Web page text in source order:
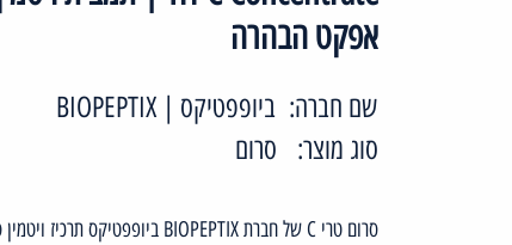
אפקט הבהרה
ביופפטיקס | BIOPEPTIX שם חברה:
סרום
סוג מוצר: